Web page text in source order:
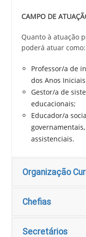
CAMPO DE
Quanto à atuação
poderá atuar como:
Professor/a de
dos Anos
Gestor/a de
educacionais;
Educador/a
assistenciais.
Organização
Chefias
Secretários